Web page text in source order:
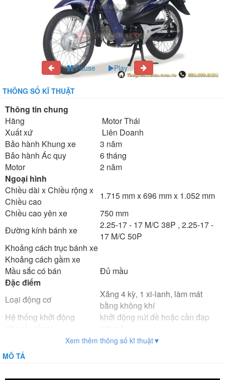
Pause Play
THÔNG SỐ KĨ THUẬT
Thông tin chung
Hãng
Motor Thái
Xuất xứ
Liên Doanh
Bảo hành Khung xe
3 năm
Bảo hành Ác quy
6 tháng
Motor
2 năm
Ngoại hình
Chiều dài x Chiều rộng x
Chiều cao
1.715 mm x 696 mm x 1.052 mm
Chiều cao yên xe
750 mm
Đường kính bánh xe
2.25-17 - 17 M/C 38P , 2.25-17 -
17 M/C 50P
Khoảng cách trục bánh xe
Khoảng cách gầm xe
Mầu sắc có bán
Đủ mầu
Đặc điểm
Loại động cơ
Xăng 4 kỳ, 1 xi-lanh, làm mát
bằng không khí
Hệ thống khởi động
khởi động nút đề hoặc cần đạp
140kg
Trọng lượng xe
Xem thêm thông số kĩ thuật▼
MÔ TẢ